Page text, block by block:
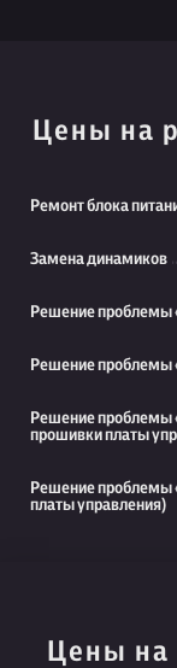
Цены на
Ремонт блока
Замена динамиков
Решение проблемы
Решение проблемы
Решение проблемы
прошивки платы
Решение проблемы
платы управления)
Цены на